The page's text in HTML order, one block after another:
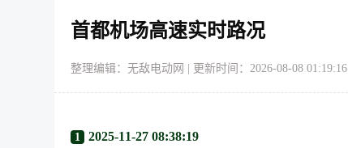
首都机场高速实时路况
整理编辑：无敌电动网 更新时间：2026-08-08 01:19:16
1 2025-11-27 08:38:19